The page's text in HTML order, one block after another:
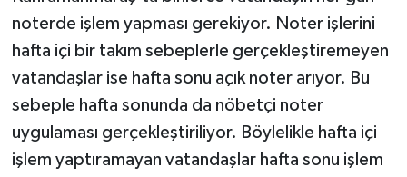
noterde işlem yapması gerekiyor. Noter işlerini
hafta içi bir takım sebeplerle gerçekleştiremeyen
vatandaşlar ise hafta sonu açık noter arıyor. Bu
sebeple hafta sonunda da nöbetçi noter
uygulaması gerçekleştiriliyor. Böylelikle hafta içi
işlem yaptıramayan vatandaşlar hafta sonu işlem
Yaşam
KAHRAMANMARAŞ